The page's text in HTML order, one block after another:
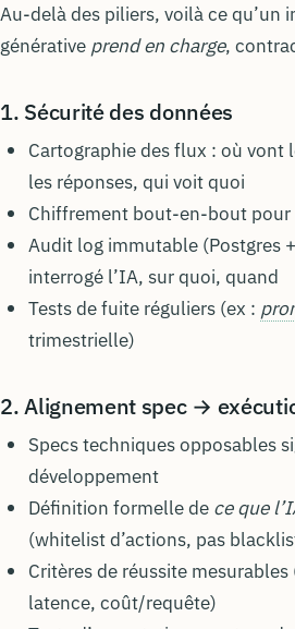
Au-delà des piliers, voilà ce qu’un
générative prend en charge,
1. Sécurité des données
Cartographie des flux : où vont
les réponses, qui voit quoi
Chiffrement bout-en-bout pour
Audit log immutable (Postgres
interrogé l’IA, sur quoi, quand
Tests de fuite réguliers (ex :
trimestrielle)
2. Alignement spec →
Specs techniques opposables
développement
Définition formelle de ce que
(whitelist d’actions, pas
Critères de réussite
latence, coût/requête)